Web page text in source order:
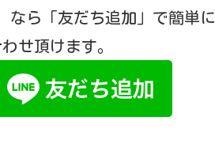
なら「友だち追加」で簡単に
せ頂けます。